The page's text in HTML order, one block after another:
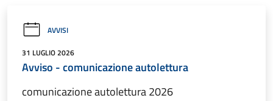
AVVISI
31 LUGLIO 2026
Avviso - comunicazione autolettura
comunicazione autolettura 2026